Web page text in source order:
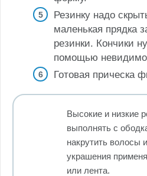
Резинку надо
маленькая прядка
резинки. Кончики
помощью
Готовая прическа
Высокие и низкие
выполнять с
накрутить волосы
украшения
или лента.